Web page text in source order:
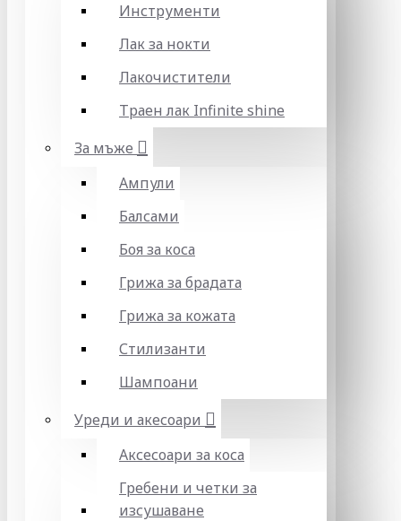
Инструменти
Лак за нокти
Лакочистители
Траен лак Infinite shine
За мъже
Ампули
Балсами
Боя за коса
Грижа за брадата
Грижа за кожата
Стилизанти
Шампоани
Уреди и акесоари
Аксесоари за коса
Гребени и четки за
изсушаване